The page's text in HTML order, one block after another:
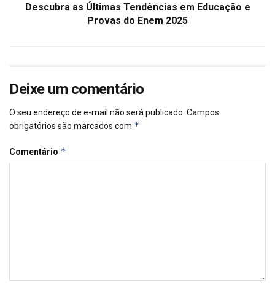
Descubra as Últimas Tendências em Educação e
Provas do Enem 2025
Deixe um comentário
O seu endereço de e-mail não será publicado. Campos
obrigatórios são marcados com *
Comentário *